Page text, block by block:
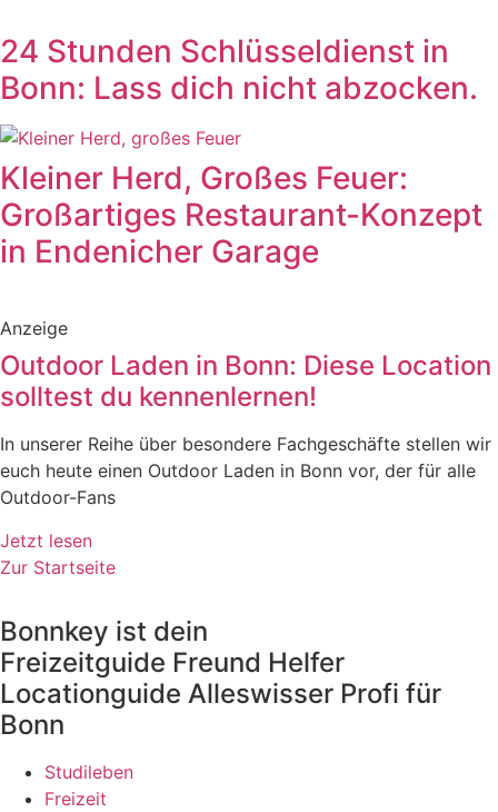
24 Stunden Schlüsseldienst in
Bonn: Lass dich nicht abzocken.
Kleiner Herd, Großes Feuer:
Großartiges Restaurant-Konzept
in Endenicher Garage
Anzeige
Outdoor Laden in Bonn: Diese Location
solltest du kennenlernen!
In unserer Reihe über besondere Fachgeschäfte stellen wir
euch heute einen Outdoor Laden in Bonn vor, der für alle
Outdoor-Fans
Jetzt lesen
Zur Startseite
Bonnkey ist dein
Freizeitguide Freund Helfer
Locationguide Alleswisser Profi für
Bonn
Studileben
Freizeit